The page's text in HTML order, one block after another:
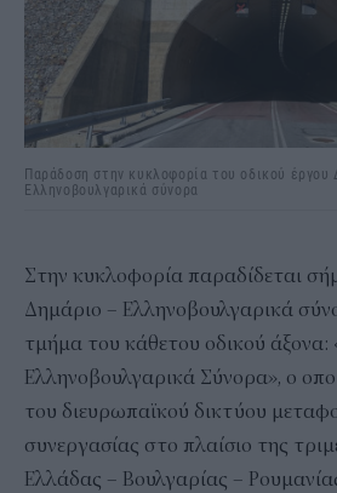
Παράδοση στην κυκλοφορία του οδικού έργου
Ελληνοβουλγαρικά σύνορα
Στην κυκλοφορία παραδίδεται
Δημάριο – Ελληνοβουλγαρικά
τμήμα του κάθετου οδικού άξονα:
Ελληνοβουλγαρικά Σύνορα», ο
του διευρωπαϊκού δικτύου
συνεργασίας στο πλαίσιο της
Ελλάδας – Βουλγαρίας –